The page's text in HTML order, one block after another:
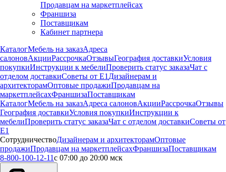
Продавцам на маркетплейсах
Франшиза
Поставщикам
Кабинет партнера
КаталогМебель на заказАдреса
салоновАкцииРассрочкаОтзывыГеография доставкиУсловия
покупкиИнструкции к мебелиПроверить статус заказаЧат с
отделом доставкиСоветы от Е1 Дизайнерам и
архитекторамОптовые продажиПродавцам на
маркетплейсахФраншизаПоставщикам
КаталогМебель на заказАдреса салоновАкцииРассрочкаОтзывы
География доставкиУсловия покупкиИнструкции к
мебелиПроверить статус заказаЧат с отделом доставкиСоветы от
Е1
СотрудничествоДизайнерам и архитекторамОптовые
продажиПродавцам на маркетплейсахФраншизаПоставщикам
8-800-100-12-11с 07:00 до 20:00 мск